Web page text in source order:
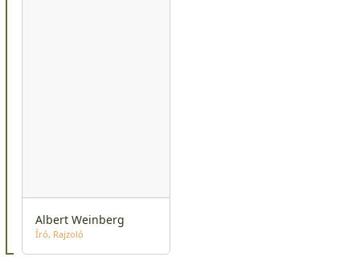
Albert Weinberg
Író Rajzoló